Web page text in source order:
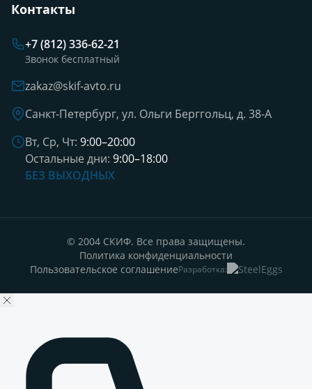
Контакты
+7 (812) 336-62-21
Звонок бесплатный
zakaz@skif-avto.ru
Санкт-Петербург, ул. Ольги Берггольц, д. 38-А
Вт, Ср, Чт: 9:00–20:00
Остальные дни: 9:00–18:00
БЕЗ ВЫХОДНЫХ
© 2004 СКИФ. Все права защищены.
Политика конфиденциальности
Пользовательское соглашениеРазработка: